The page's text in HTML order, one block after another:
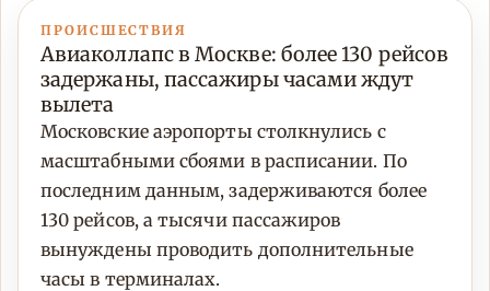
ПРОИСШЕСТВИЯ
Авиаколлапс в Москве: более 130 рейсов
задержаны, пассажиры часами ждут
вылета
Московские аэропорты столкнулись с
масштабными сбоями в расписании. По
последним данным, задерживаются более
130 рейсов, а тысячи пассажиров
вынуждены проводить дополнительные
часы в терминалах.